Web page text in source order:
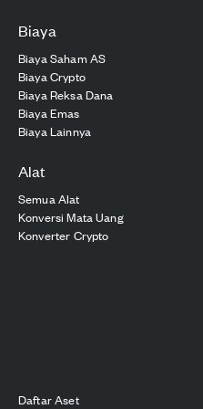
Biaya
Biaya Saham AS
Biaya Crypto
Biaya Reksa Dana
Biaya Emas
Biaya Lainnya
Alat
Semua Alat
Konversi Mata Uang
Konverter Crypto
Daftar Aset